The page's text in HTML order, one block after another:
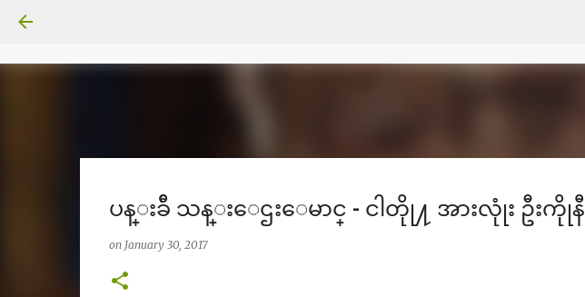
ပန္းခ်ီ သန္းေဌးေမာင္ - ငါတိုု႔ အားလုုံး ဦးကိုုနီ
on January 30, 2017